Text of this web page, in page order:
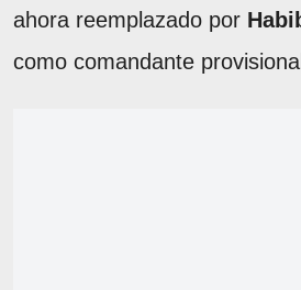
ahora reemplazado por
como comandante